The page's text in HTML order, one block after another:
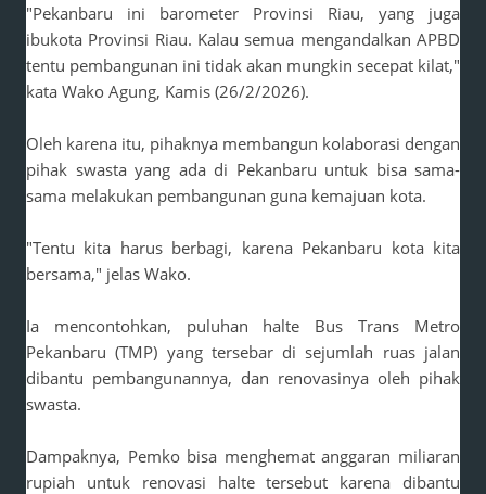
"Pekanbaru ini barometer Provinsi Riau, yang juga
ibukota Provinsi Riau. Kalau semua mengandalkan APBD
tentu pembangunan ini tidak akan mungkin secepat kilat,"
kata Wako Agung, Kamis (26/2/2026).
Oleh karena itu, pihaknya membangun kolaborasi dengan
pihak swasta yang ada di Pekanbaru untuk bisa sama-
sama melakukan pembangunan guna kemajuan kota.
"Tentu kita harus berbagi, karena Pekanbaru kota kita
bersama," jelas Wako.
Ia mencontohkan, puluhan halte Bus Trans Metro
Pekanbaru (TMP) yang tersebar di sejumlah ruas jalan
dibantu pembangunannya, dan renovasinya oleh pihak
swasta.
Dampaknya, Pemko bisa menghemat anggaran miliaran
rupiah untuk renovasi halte tersebut karena dibantu